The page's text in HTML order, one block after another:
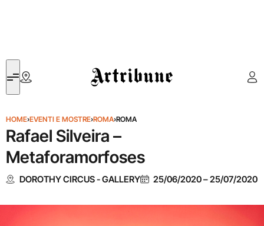
Artribune
HOME›EVENTI E MOSTRE›ROMA›ROMA
Rafael Silveira –
Metaforamorfoses
DOROTHY CIRCUS - GALLERY 25/06/2020–25/07/2020